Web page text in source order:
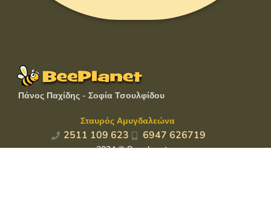
Πάνος Παχίδης - Σοφία Τσουλφίδου
Σταυρός Αμυγδαλεώνα
2511 109 623 6947 626719
2024 © Beeplanet.gr